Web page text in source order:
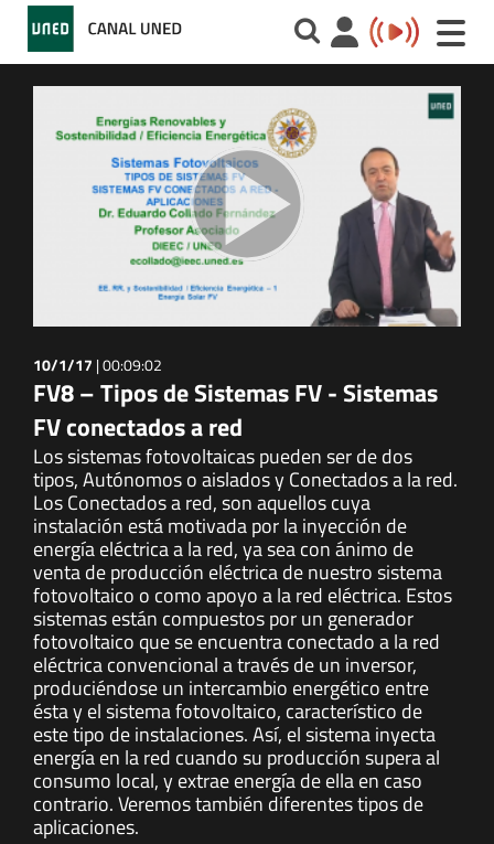
Toggle
10/1/17 |00:09:02
FV8 – Tipos de Sistemas FV - Sistemas
FV conectados a red
Los sistemas fotovoltaicas pueden ser de dos
tipos, Autónomos o aislados y Conectados a la red.
Los Conectados a red, son aquellos cuya
instalación está motivada por la inyección de
energía eléctrica a la red, ya sea con ánimo de
venta de producción eléctrica de nuestro sistema
fotovoltaico o como apoyo a la red eléctrica. Estos
sistemas están compuestos por un generador
fotovoltaico que se encuentra conectado a la red
eléctrica convencional a través de un inversor,
produciéndose un intercambio energético entre
ésta y el sistema fotovoltaico, característico de
este tipo de instalaciones. Así, el sistema inyecta
energía en la red cuando su producción supera al
consumo local, y extrae energía de ella en caso
contrario. Veremos también diferentes tipos de
aplicaciones.